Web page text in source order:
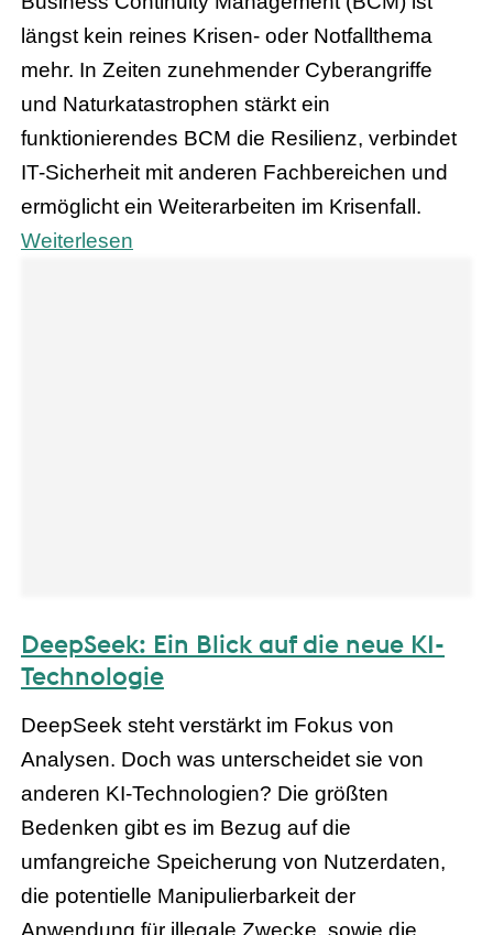
längst kein reines Krisen- oder Notfallthema
mehr. In Zeiten zunehmender Cyberangriffe
und Naturkatastrophen stärkt ein
funktionierendes BCM die Resilienz, verbindet
IT-Sicherheit mit anderen Fachbereichen und
ermöglicht ein Weiterarbeiten im Krisenfall.
Weiterlesen
DeepSeek: Ein Blick auf die neue KI-
Technologie
DeepSeek steht verstärkt im Fokus von
Analysen. Doch was unterscheidet sie von
anderen KI-Technologien? Die größten
Bedenken gibt es im Bezug auf die
umfangreiche Speicherung von Nutzerdaten,
die potentielle Manipulierbarkeit der
Anwendung für illegale Zwecke, sowie die